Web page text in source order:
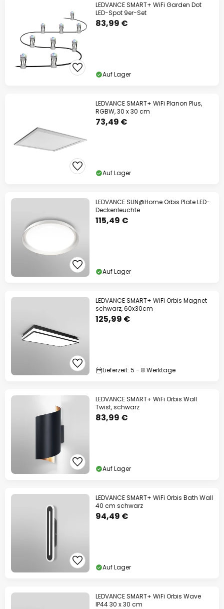
LEDVANCE SMART+ WiFi Garden Dot
LED-Spot 9er-Set
83,99 €
Auf Lager
LEDVANCE SMART+ WiFi Planon Plus,
RGBW, 30 x 30 cm
73,49 €
Auf Lager
LEDVANCE SUN@Home Orbis Plate LED-
Deckenleuchte
115,49 €
Auf Lager
LEDVANCE SMART+ WiFi Orbis Magnet
schwarz, 60x30cm
125,99 €
Lieferzeit: 5 - 8 Werktage
LEDVANCE SMART+ WiFi Orbis Wall
Twist, schwarz
83,99 €
Auf Lager
LEDVANCE SMART+ WiFi Orbis Bath Wall
40 cm schwarz
94,49 €
Auf Lager
LEDVANCE SMART+ WiFi Orbis Wave
IP44 30 x 30 cm